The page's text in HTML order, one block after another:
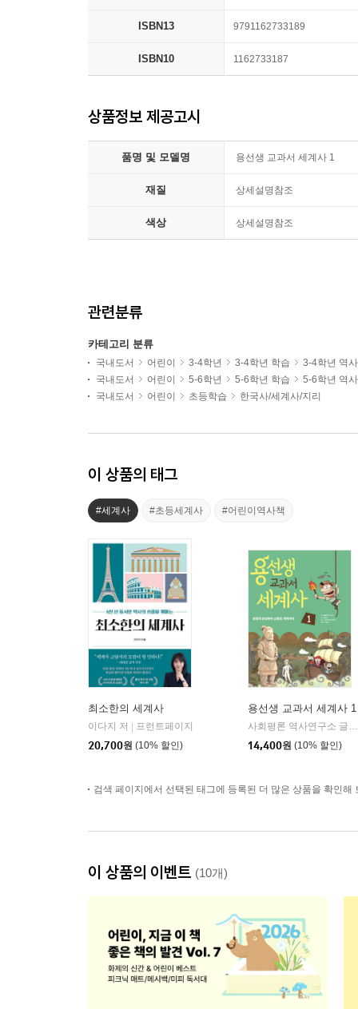
ISBN13 9791162733189
ISBN10 1162733187
상품정보 제공고시
품명 및 모델명 용선생 교과서 세계사 1
재질 상세설명참조
색상 상세설명참조
관련분류
카테고리 분류
국내도서 어린이 3-4학년 3-4학년 학습
3-4학년 역
국내도서
어린이 5-6학년 5-6학년 학습
5-6학년 역
국내도서
어린이 초등학습 한국사/세계사/지리
이 상품의 태그
#세계사 #초등세계사 #어린이역사책
최소한의 세계사
이다지 저
프런트페이지
20,700원 (10% 할인)
용선생 교과서 세계사 1
사회평론 역사연구소 글/뭉선생,이우일 그림/전국초등사회교과모임 감수
14,400원 (10% 할인)
검색 페이지에서 선택된 태그에 등록된 더 많은 상품을 확인해
이 상품의 이벤트 (10개)